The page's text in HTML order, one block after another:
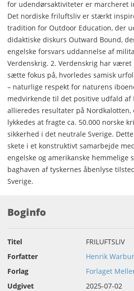
for udendørsaktiviteter er marcheret
Det nordiske friluftsliv er stærkt
tradition for Outdoor Education, der
didaktiske diskurs Outward Bound,
engelske forsvars uddannelse af
Verdenskrig. 2. Verdenskrig har
sætte fokus på, hvorledes samisk
– naturlige respekt for naturens
medvirkende til det positive udfald af
allieredes resultater på Nordkalotten,
lykkedes at fragte ca. 50.000 norske
sikkerhed i det neutrale Sverige.
skete i et konstruktivt samarbejde
engelske og amerikanske hemmelige
baghaven af tyskernes åbenlyse
Sverige.
Boginfo
Titel
FRILUFTSLIV
Forfatter
Henrik
Forlag
Forlaget
Udgivet
2025-07-02